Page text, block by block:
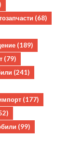
(68)
(189)
(79)
(241)
(177)
(99)